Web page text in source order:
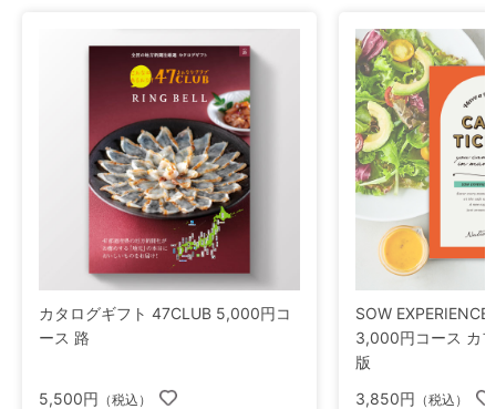
カタログギフト 47CLUB 5,000円コ
ース 路
5,500円 （税込）
SOW
3,000円コース カ
版
3,850円 （税込）